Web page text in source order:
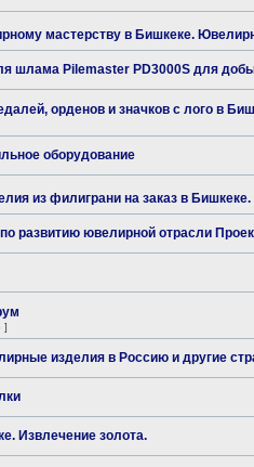
мастерству в Бишкеке.
шлама Pilemaster PD3000S для
орденов и значков с лого в
оборудование
из филиграни на заказ в Бишкеке.
развитию ювелирной отрасли
]
изделия в Россию и другие
Извлечение золота.